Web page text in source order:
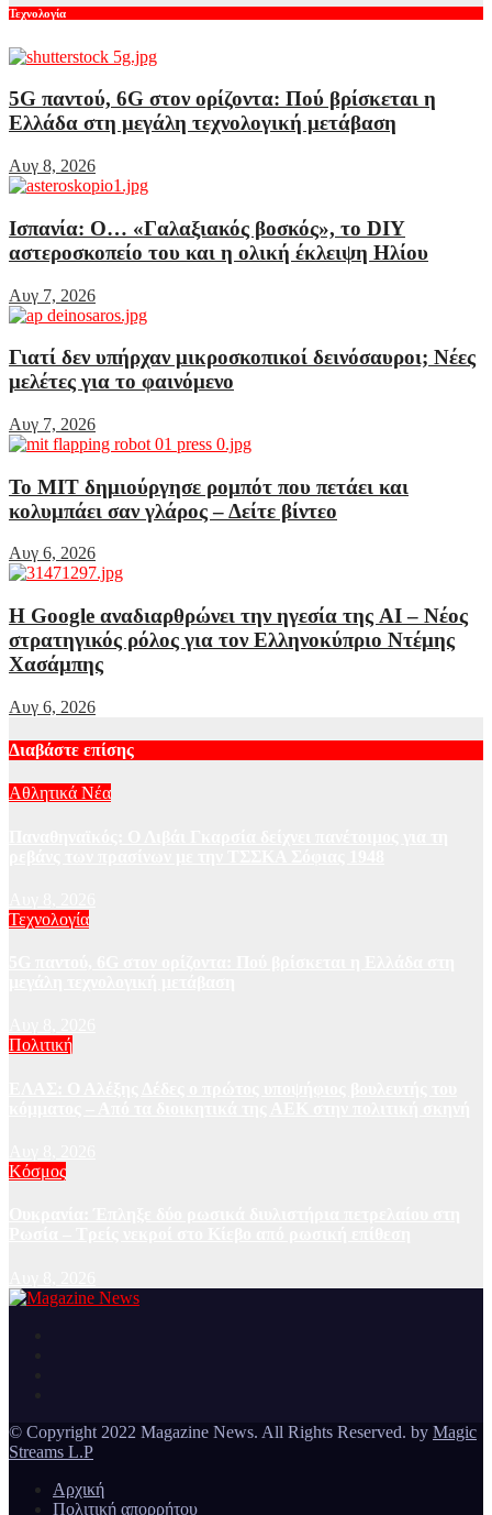
Τεχνολογία
5G παντού, 6G στον ορίζοντα: Πού βρίσκεται η
Ελλάδα στη μεγάλη τεχνολογική μετάβαση
Αυγ 8, 2026
Ισπανία: Ο… «Γαλαξιακός βοσκός», το DIY
αστεροσκοπείο του και η ολική έκλειψη Ηλίου
Αυγ 7, 2026
Γιατί δεν υπήρχαν μικροσκοπικοί δεινόσαυροι; Νέες
μελέτες για το φαινόμενο
Αυγ 7, 2026
Το MIT δημιούργησε ρομπότ που πετάει και
κολυμπάει σαν γλάρος – Δείτε βίντεο
Αυγ 6, 2026
Η Google αναδιαρθρώνει την ηγεσία της AI – Νέος
στρατηγικός ρόλος για τον Ελληνοκύπριο Ντέμης
Χασάμπης
Αυγ 6, 2026
Διαβάστε επίσης
Αθλητικά Νέα
Τεχνολογία
Πολιτική
Κόσμος
© Copyright 2022 Magazine News. All Rights Reserved. by Magic
Streams L.P
Αρχική
Πολιτική απορρήτου